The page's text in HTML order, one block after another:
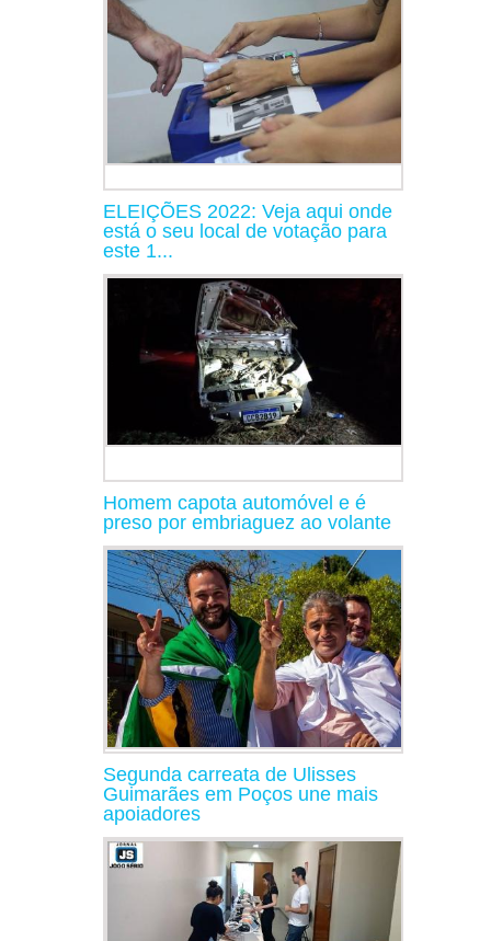
ELEIÇÕES 2022: Veja aqui onde
está o seu local de votação para
este 1...
Homem capota automóvel e é
preso por embriaguez ao volante
Segunda carreata de Ulisses
Guimarães em Poços une mais
apoiadores